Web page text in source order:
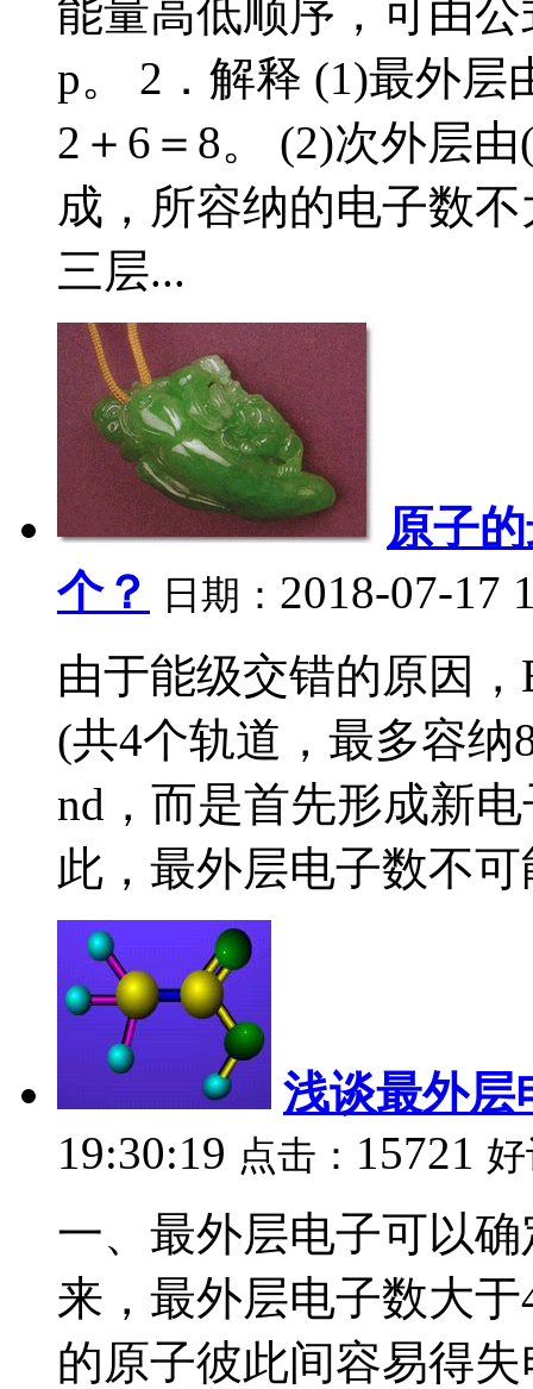
能量高低顺序，可由公
p。 2．解释 (1)最外层
2＋6＝8。 (2)次外层
成，所容纳的电子数
三层...
原子
个？
日期： 2018-07-17
由于能级交错的原因，
(共4个轨道，最多容
nd，而是首先形成新
此，最外层电子数不
浅谈最外层
19:30:19 点击： 15721
一、最外层电子可以
来，最外层电子数大
的原子彼此间容易得